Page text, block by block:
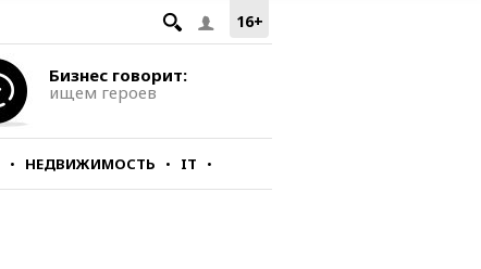
16+
Бизнес говорит:
ищем героев
НЕДВИЖИМОСТЬ IT